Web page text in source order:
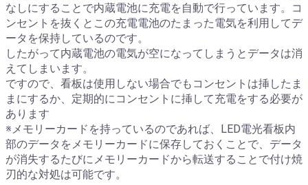
なしにすることで内蔵電池に充電を自動で行っています。コ
ンセントを抜くとこの充電電池のたまった電気を利用してデ
ータを保持しているのです。
したがって内蔵電池の電気が空になってしまうとデータは消
えてしまいます。
ですので、看板は使用しない場合でもコンセントは挿したま
まにするか、定期的にコンセントに挿して充電をする必要が
あります
※メモリーカードを持っているのであれば、LED電光看板内
部のデータをメモリーカードに保存しておくことで、データ
が消失するたびにメモリーカードから転送することで付け焼
刃的な対処は可能です。